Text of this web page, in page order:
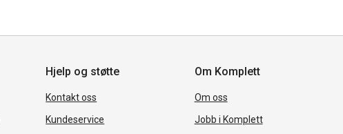
Hjelp og støtte
Kontakt oss
Kundeservice
Om Komplett
Om oss
Jobb i Komplett